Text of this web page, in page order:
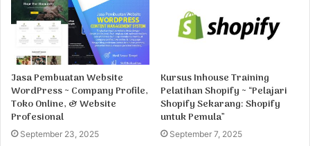
Jasa Pembuatan Website
WordPress ~ Company Profile,
Toko Online, & Website
Profesional
September 23, 2025
Kursus Inhouse Training
Pelatihan Shopify ~ “Pelajari
Shopify Sekarang: Shopify
untuk Pemula”
September 7, 2025